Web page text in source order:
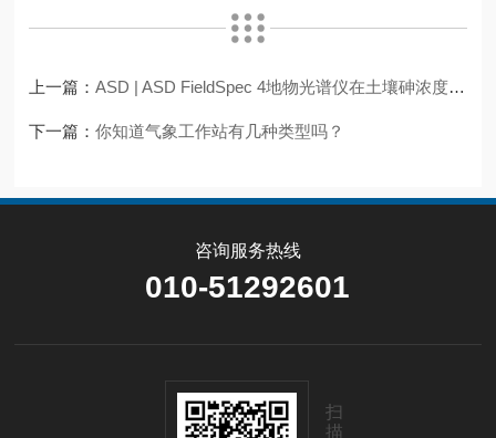
上一篇：ASD | ASD FieldSpec 4地物光谱仪在土壤砷浓度估测上的应用
下一篇：你知道气象工作站有几种类型吗？
咨询服务热线
010-51292601
扫
描